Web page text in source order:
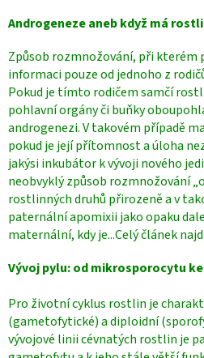
Androgeneze aneb když má
Způsob rozmnožování, při kterém
informaci pouze od jednoho z
Pokud je tímto rodičem samčí
pohlavní orgány či buňky
androgenezi. V takovém případě
pokud je její přítomnost a úloha
jakýsi inkubátor k vývoji nového
neobvyklý způsob rozmnožování
rostlinných druhů přirozeně a v
paternální apomixii jako opaku
maternální, kdy je...Celý článek
Vývoj pylu: od mikrosporocytu
Pro životní cyklus rostlin je
(gametofytické) a diploidní
vývojové linii cévnatých rostlin je